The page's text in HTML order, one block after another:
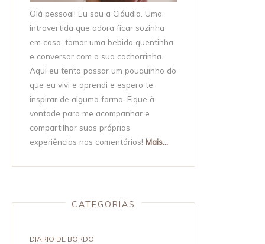
Olá pessoal! Eu sou a Cláudia. Uma
introvertida que adora ficar sozinha
em casa, tomar uma bebida quentinha
e conversar com a sua cachorrinha.
Aqui eu tento passar um pouquinho do
que eu vivi e aprendi e espero te
inspirar de alguma forma. Fique à
vontade para me acompanhar e
compartilhar suas próprias
experiências nos comentários! Mais...
CATEGORIAS
DIÁRIO DE BORDO